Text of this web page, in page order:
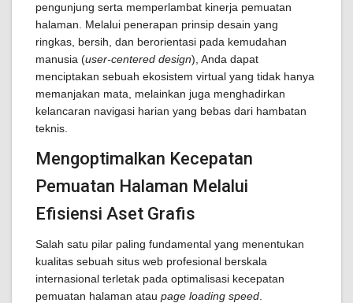
pengunjung serta memperlambat kinerja pemuatan
halaman. Melalui penerapan prinsip desain yang
ringkas, bersih, dan berorientasi pada kemudahan
manusia (user-centered design), Anda dapat
menciptakan sebuah ekosistem virtual yang tidak hanya
memanjakan mata, melainkan juga menghadirkan
kelancaran navigasi harian yang bebas dari hambatan
teknis.
Mengoptimalkan Kecepatan
Pemuatan Halaman Melalui
Efisiensi Aset Grafis
Salah satu pilar paling fundamental yang menentukan
kualitas sebuah situs web profesional berskala
internasional terletak pada optimalisasi kecepatan
pemuatan halaman atau page loading speed